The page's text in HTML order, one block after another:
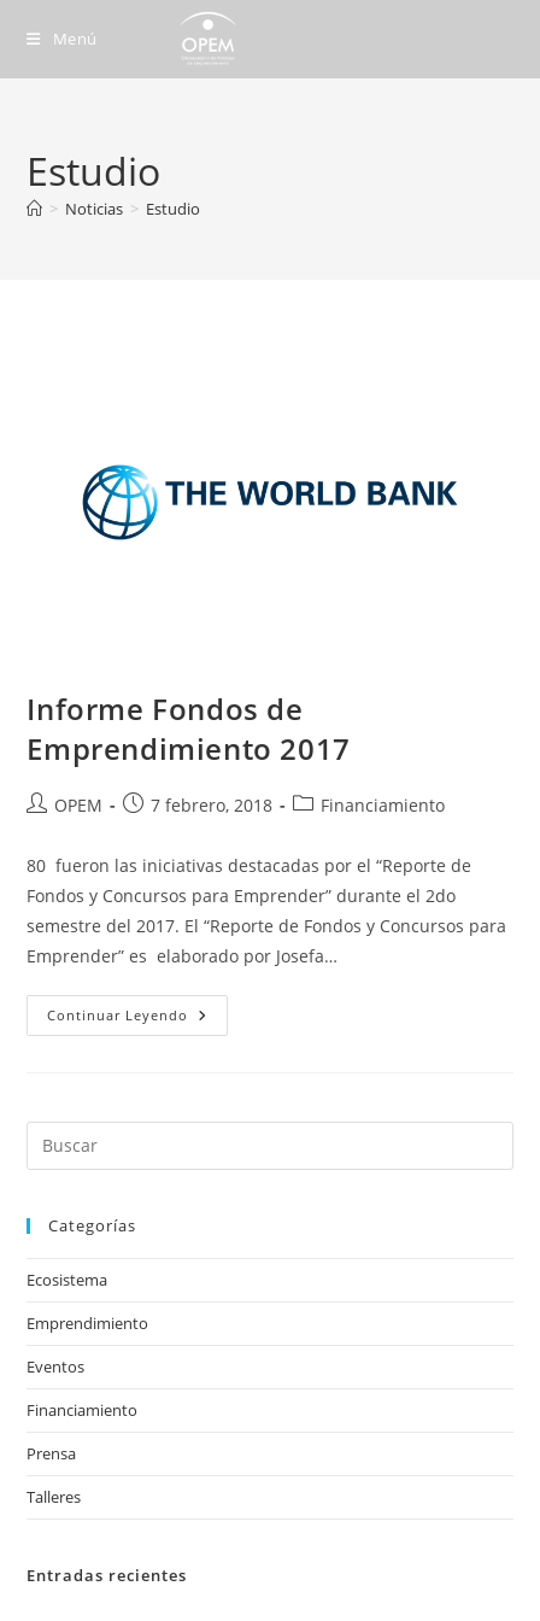
contenido
Menú
Estudio
> Noticias > Estudio
Informe Fondos de
Emprendimiento 2017
Autor
entrada:
OPEM
Publicación
entrada:
7 febrero, 2018
Categoría
la
entrada:
Financiamiento
80 fueron las iniciativas destacadas por el “Reporte de
Fondos y Concursos para Emprender” durante el 2do
semestre del 2017. El “Reporte de Fondos y Concursos para
Emprender” es elaborado por Josefa…
Continuar Leyendo Informe
Fondos
Categorías
Ecosistema
Emprendimiento
Eventos
Financiamiento
Prensa
Talleres
Entradas recientes